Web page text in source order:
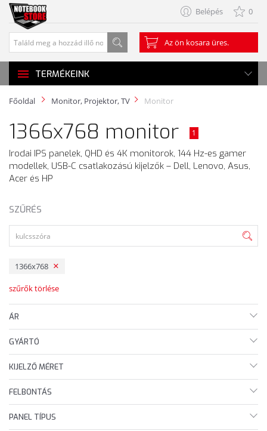
Belépés 0
Az ön kosara üres.
TERMÉKEINK
Főoldal Monitor, Projektor, TV Monitor
1366x768 monitor 1
Irodai IPS panelek, QHD és 4K monitorok, 144 Hz-es gamer
modellek, USB-C csatlakozású kijelzők – Dell, Lenovo, Asus,
Acer és HP
SZŰRÉS
1366x768
szűrők törlése
ÁR
GYÁRTÓ
KIJELZŐ MÉRET
FELBONTÁS
PANEL TÍPUS